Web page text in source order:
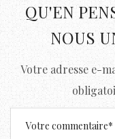
QU'EN
NOUS
Votre adresse e-